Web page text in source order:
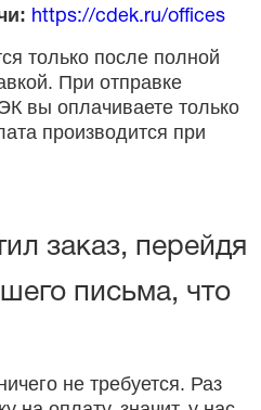
https://cdek.ru/offices
только после полной
При отправке
вы оплачиваете только
производится при
заказ, перейдя
письма, что
не требуется. Раз